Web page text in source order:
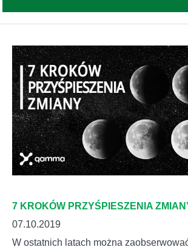
7 KROKÓW PRZYŚPIESZENIA
07.10.2019
W ostatnich latach można